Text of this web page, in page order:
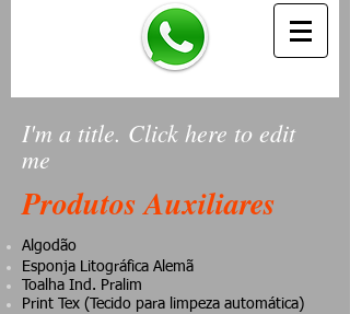
I'm a title. Click here to edit
me
Produtos Auxiliares
Algodão
Esponja Litográfica Alemã
Toalha Ind. Pralim
Print Tex (Tecido para limpeza automática)